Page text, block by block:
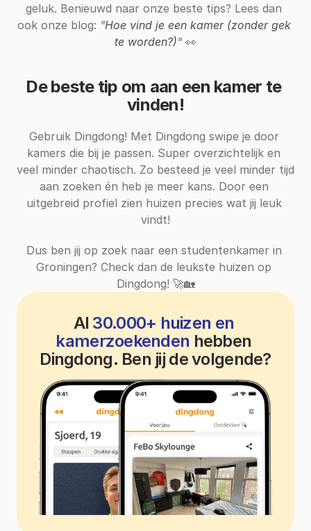
geluk. Benieuwd naar onze beste tips? Lees dan
ook onze blog: "Hoe vind je een kamer (zonder gek
te worden?)" 👀
De beste tip om aan een kamer te
vinden!
Gebruik Dingdong! Met Dingdong swipe je door
kamers die bij je passen. Super overzichtelijk en
veel minder chaotisch. Zo besteed je veel minder tijd
aan zoeken én heb je meer kans. Door een
uitgebreid profiel zien huizen precies wat jij leuk
vindt!
Dus ben jij op zoek naar een studentenkamer in
Groningen? Check dan de leukste huizen op
Dingdong! 🚀🏡
Al 30.000+ huizen en
kamerzoekenden hebben
Dingdong. Ben jij de volgende?